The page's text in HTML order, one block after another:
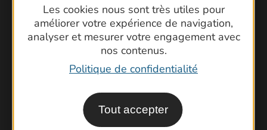
Les cookies nous sont très utiles pour
améliorer votre expérience de navigation,
analyser et mesurer votre engagement avec
nos contenus.
Politique de confidentialité
Tout accepter
Brochures
Cartoguides et Topoguides
Latitude Gard